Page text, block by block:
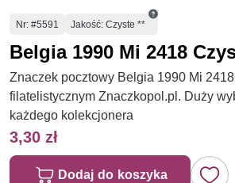
Numer
Nr: #5591 Jakość: Czyste **
Belgia 1990 Mi 2418
Znaczek pocztowy Belgia 1990 Mi
filatelistycznym Znaczkopol.pl. Duży
każdego kolekcjonera
3,30 zł
Dodaj do koszyka